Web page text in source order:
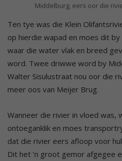
Middelburg, eers oor die
Ten tye was die Klein
op hierdie wapad en moes dit by
waar die water vlak en breed
word. Twee driwwe word by
Walter Sisulustraat nou oor die
meer oos van Meijer Brug.
Wanneer die rivier in vloed was,
ontoeganklik en moes
dat die rivier eers afloop voor
Dit het ’n groot gemor afgegee